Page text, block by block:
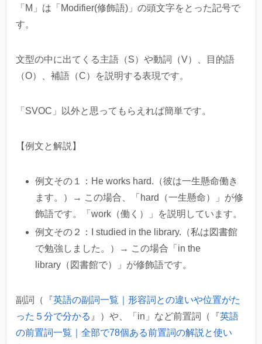
「M」は「Modifier(修飾語)」の頭文字をとった記号で
す。
文型の中に出てくる主語（S）や動詞（V）、目的語
（O）、補語（C）を説明する表現です。
「SVOC」以外と思ってもらえれば簡単です。
【例文と解説】
例文その１：He works hard.（彼は一生懸命働き
ます。）→ この場合、「hard（一生懸命）」が修
飾語です。「work（働く）」を説明しています。
例文その２：I studied in the library.（私は図書館
で勉強しました。）→ この場合「in the
library（図書館で）」が修飾語です。
副詞（『英語の副詞一覧｜形容詞との違いや位置がた
った５分で分かる 』）や、「in」など前置詞（『英語
の前置詞一覧｜全部で78個ある前置詞の解説と使い